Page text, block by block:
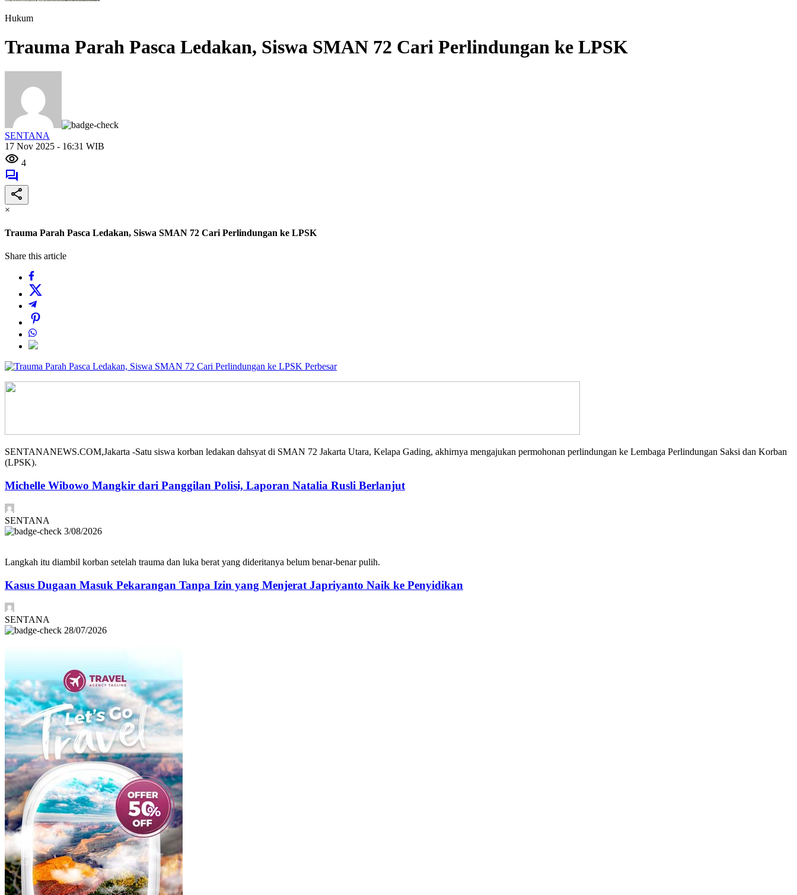
Hukum
Trauma Parah Pasca Ledakan, Siswa SMAN 72 Cari Perlindungan ke LPSK
SENTANA
17 Nov 2025 - 16:31 WIB
4
×
Trauma Parah Pasca Ledakan, Siswa SMAN 72 Cari Perlindungan ke LPSK
Share this article
Perbesar
SENTANANEWS.COM,Jakarta -Satu siswa korban ledakan dahsyat di SMAN 72 Jakarta Utara, Kelapa Gading, akhirnya mengajukan permohonan perlindungan ke Lembaga Perlindungan Saksi dan Korban
(LPSK).
Michelle Wibowo Mangkir dari Panggilan Polisi, Laporan Natalia Rusli Berlanjut
SENTANA
3/08/2026
Langkah itu diambil korban setelah trauma dan luka berat yang dideritanya belum benar-benar pulih.
Kasus Dugaan Masuk Pekarangan Tanpa Izin yang Menjerat Japriyanto Naik ke Penyidikan
SENTANA
28/07/2026